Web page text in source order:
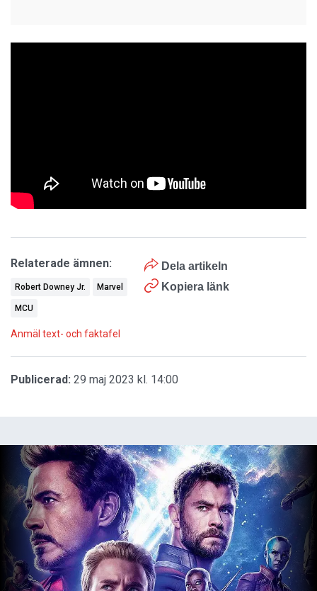
Dela artikeln
Kopiera länk
Relaterade ämnen:
Robert Downey Jr. Marvel
MCU
Anmäl text- och faktafel
Publicerad: 29 maj 2023 kl. 14:00